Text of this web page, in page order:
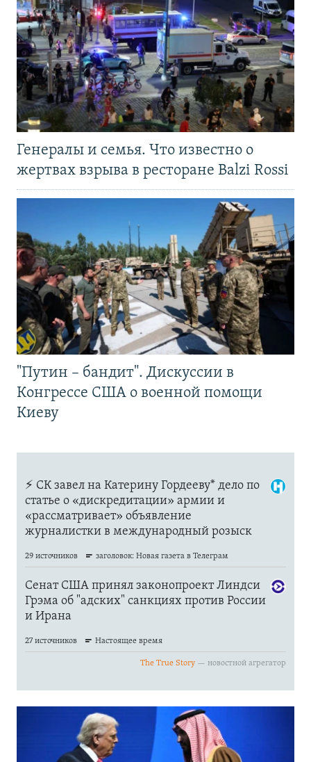
Генералы и семья. Что известно о
жертвах взрыва в ресторане Balzi Rossi
"Путин – бандит". Дискуссии в
Конгрессе США о военной помощи
Киеву